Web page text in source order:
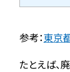
参考：東京
たとえば、